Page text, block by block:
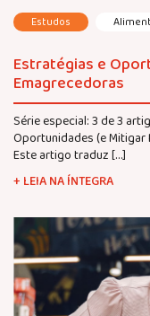
Estudos
Estratégias e
Emagrecedoras
Série especial: 3 de 3
Oportunidades (e Mitigar
Este artigo traduz […]
+ LEIA NA ÍNTEGRA